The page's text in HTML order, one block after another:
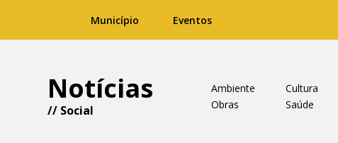
Município Eventos
Notícias
// Social
Ambiente Cultura
Obras
Saúde